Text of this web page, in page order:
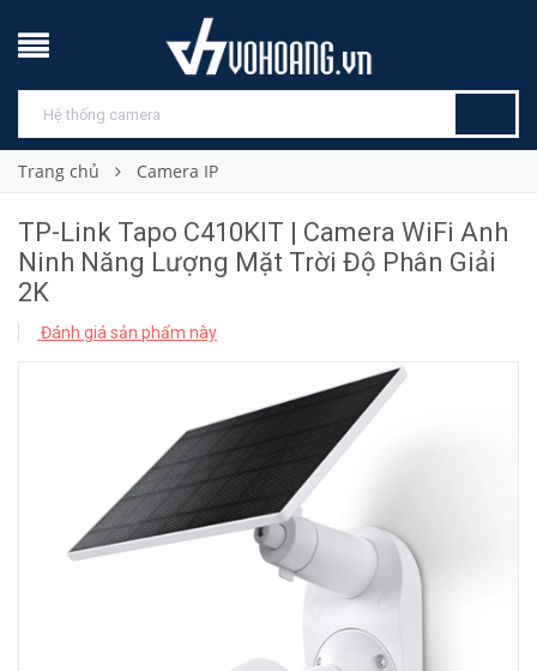
Trang chủ Camera IP
TP-Link Tapo C410KIT | Camera WiFi Anh
Ninh Năng Lượng Mặt Trời Độ Phân Giải
2K
Đánh giá sản phẩm này